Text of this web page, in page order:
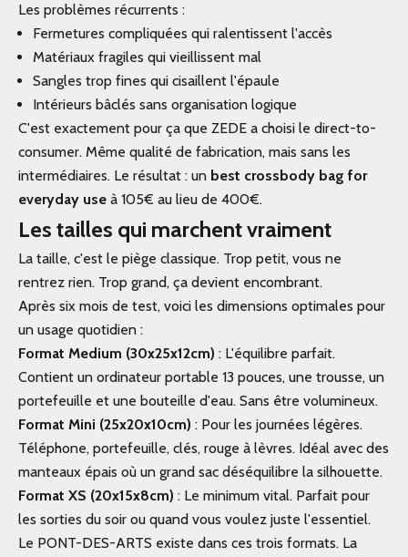
Les problèmes récurrents :
Fermetures compliquées qui ralentissent l'accès
Matériaux fragiles qui vieillissent mal
Sangles trop fines qui cisaillent l'épaule
Intérieurs bâclés sans organisation logique
C'est exactement pour ça que ZEDE a choisi le direct-to-
consumer. Même qualité de fabrication, mais sans les
intermédiaires. Le résultat : un best crossbody bag for
everyday use à 105€ au lieu de 400€.
Les tailles qui marchent vraiment
La taille, c'est le piège classique. Trop petit, vous ne
rentrez rien. Trop grand, ça devient encombrant.
Après six mois de test, voici les dimensions optimales pour
un usage quotidien :
Format Medium (30x25x12cm) : L'équilibre parfait.
Contient un ordinateur portable 13 pouces, une trousse, un
portefeuille et une bouteille d'eau. Sans être volumineux.
Format Mini (25x20x10cm) : Pour les journées légères.
Téléphone, portefeuille, clés, rouge à lèvres. Idéal avec des
manteaux épais où un grand sac déséquilibre la silhouette.
Format XS (20x15x8cm) : Le minimum vital. Parfait pour
les sorties du soir ou quand vous voulez juste l'essentiel.
Le PONT-DES-ARTS existe dans ces trois formats. La